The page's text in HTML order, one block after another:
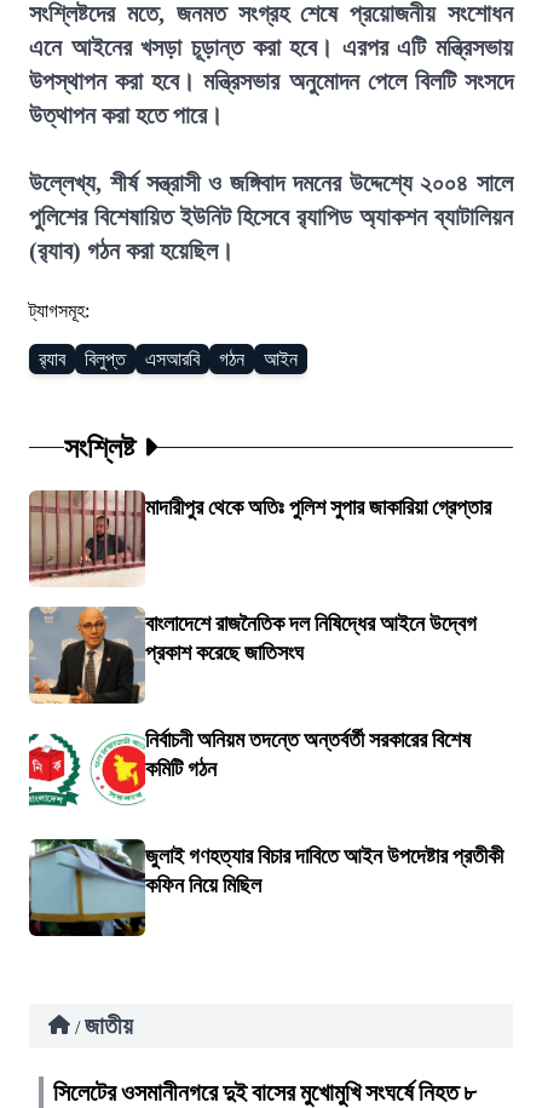
সংশ্লিষ্টদের মতে, জনমত সংগ্রহ শেষে প্রয়োজনীয় সংশোধন
এনে আইনের খসড়া চূড়ান্ত করা হবে। এরপর এটি মন্ত্রিসভায়
উপস্থাপন করা হবে। মন্ত্রিসভার অনুমোদন পেলে বিলটি সংসদে
উত্থাপন করা হতে পারে।
উল্লেখ্য, শীর্ষ সন্ত্রাসী ও জঙ্গিবাদ দমনের উদ্দেশ্যে ২০০৪ সালে
পুলিশের বিশেষায়িত ইউনিট হিসেবে র‍্যাপিড অ্যাকশন ব্যাটালিয়ন
(র‍্যাব) গঠন করা হয়েছিল।
ট্যাগসমূহ:
র‍্যাব বিলুপ্ত এসআরবি গঠন আইন
সংশ্লিষ্ট
মাদারীপুর থেকে অতিঃ পুলিশ সুপার জাকারিয়া গ্রেপ্তার
বাংলাদেশে রাজনৈতিক দল নিষিদ্ধের আইনে উদ্বেগ
প্রকাশ করেছে জাতিসংঘ
নির্বাচনী অনিয়ম তদন্তে অন্তর্বর্তী সরকারের বিশেষ
কমিটি গঠন
জুলাই গণহত্যার বিচার দাবিতে আইন উপদেষ্টার প্রতীকী
কফিন নিয়ে মিছিল
/ জাতীয়
সিলেটের ওসমানীনগরে দুই বাসের মুখোমুখি সংঘর্ষে নিহত ৮